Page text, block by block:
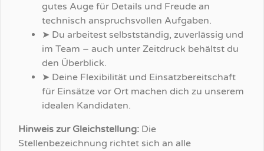
gutes Auge für Details und Freude an
technisch anspruchsvollen Aufgaben.
➤ Du arbeitest selbstständig, zuverlässig und
im Team – auch unter Zeitdruck behältst du
den Überblick.
➤ Deine Flexibilität und Einsatzbereitschaft
für Einsätze vor Ort machen dich zu unserem
idealen Kandidaten.
Hinweis zur Gleichstellung: Die
Stellenbezeichnung richtet sich an alle